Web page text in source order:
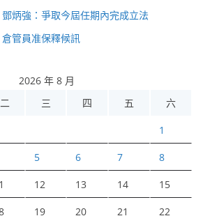
炳強：爭取今屆任期內完成立法
管員准保釋候訊
2026 年 8 月
二 三 四 五 六
1
5 6 7 8
12 13 14 15
19 20 21 22